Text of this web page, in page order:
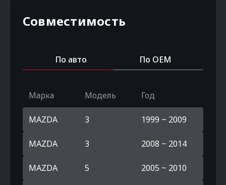
Совместимость
По авто По OEM
Марка Модель Год
MAZDA 3 1999 ~ 2009
MAZDA 3 2008 ~ 2014
MAZDA 5 2005 ~ 2010